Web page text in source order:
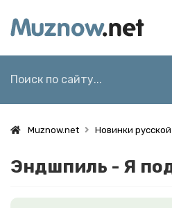
Muznow.net Новинки
Эндшпиль - Я